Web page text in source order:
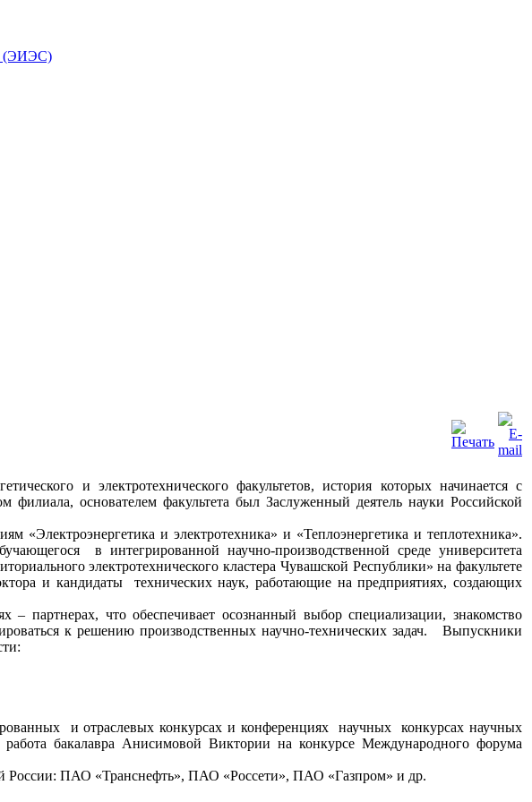
(ЭИЭС)
и электротехническогофакультетов, история которых начинается с
основателем факультета был Заслуженный деятель науки Российской
«Электроэнергетикаи электротехника» и «Теплоэнергетикаи теплотехника».
в интегрированной научно-производственной среде университета
электротехнического кластера Чувашской Республики»на факультете
и кандидаты технических наук, работающие на предприятиях, создающих
– партнерах, что обеспечивает осознанный выбор специализации, знакомство
к решению производственных научно-технических задач. Выпускники
и отраслевых конкурсах и конференциях
научных конкурсах научных
бакалавра Анисимовой Виктории на конкурсеМеждународного форума
России: ПАО «Транснефть», ПАО «Россети», ПАО «Газпром»и др.